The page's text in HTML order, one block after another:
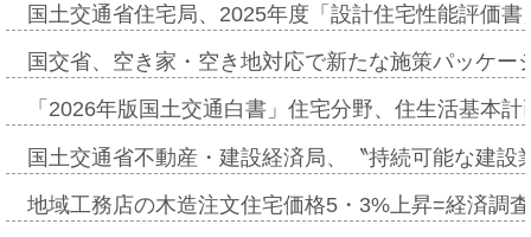
国土交通省住宅局、2025年度「設計住宅性能評価
国交省、空き家・空き地対応で新たな施策パッケ
「2026年版国土交通白書」住宅分野、住生活基本
国土交通省不動産・建設経済局、〝持続可能な建
地域工務店の木造注文住宅価格5・3%上昇=経済調